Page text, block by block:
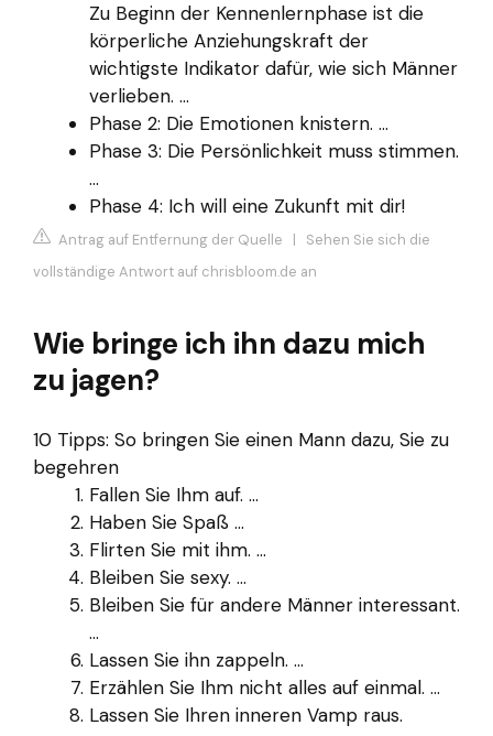
Zu Beginn der Kennenlernphase ist die
körperliche Anziehungskraft der
wichtigste Indikator dafür, wie sich Männer
verlieben. ...
Phase 2: Die Emotionen knistern. ...
Phase 3: Die Persönlichkeit muss stimmen.
...
Phase 4: Ich will eine Zukunft mit dir!
Antrag auf Entfernung der Quelle | Sehen Sie sich die
vollständige Antwort auf chrisbloom.de an
Wie bringe ich ihn dazu mich
zu jagen?
10 Tipps: So bringen Sie einen Mann dazu, Sie zu
begehren
Fallen Sie Ihm auf. ...
Haben Sie Spaß ...
Flirten Sie mit ihm. ...
Bleiben Sie sexy. ...
Bleiben Sie für andere Männer interessant.
...
Lassen Sie ihn zappeln. ...
Erzählen Sie Ihm nicht alles auf einmal. ...
Lassen Sie Ihren inneren Vamp raus.